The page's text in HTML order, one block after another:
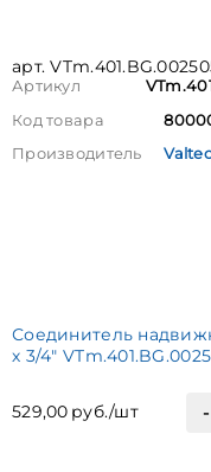
арт.
Артикул
Код товара
Производитель
Соединитель
х 3/4"
529,00 руб./шт